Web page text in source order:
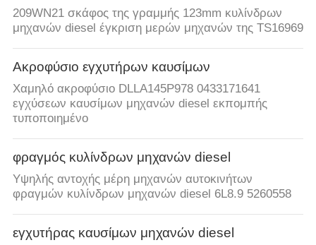
209WN21 σκάφος της γραμμής 123mm κυλίνδρων
μηχανών diesel έγκριση μερών μηχανών της TS16969
Ακροφύσιο εγχυτήρων καυσίμων
Χαμηλό ακροφύσιο DLLA145P978 0433171641
εγχύσεων καυσίμων μηχανών diesel εκπομπής
τυποποιημένο
φραγμός κυλίνδρων μηχανών diesel
Υψηλής αντοχής μέρη μηχανών αυτοκινήτων
φραγμών κυλίνδρων μηχανών diesel 6L8.9 5260558
εγχυτήρας καυσίμων μηχανών diesel